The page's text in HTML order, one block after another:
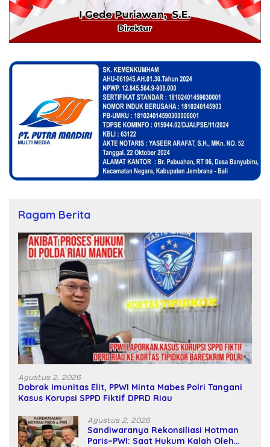
Ragam Berita
Agustus 2, 2026
Dobrak Imunitas Elit, PPWI Minta Mabes Polri Tangani
Kasus Korupsi SPPD Fiktif DPRD Riau
Agustus 2, 2026
Sandiwaranya Rekonsiliasi Hotman
Paris–PWI: Saat Hukum Kalah Oleh